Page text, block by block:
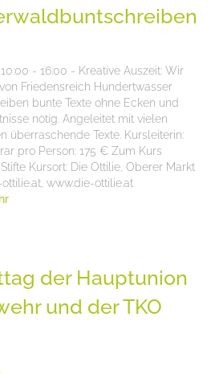
10:00 - 16:00 - Kreative Auszeit: Wir
Friedensreich Hundertwasser
bunte Texte ohne Ecken und
nötig. Angeleitet mit vielen
überraschende Texte. Kursleiterin:
pro Person: 175 € Zum Kurs
Kursort: Die Ottilie, Oberer Markt
www.die-ottilie.at
der Hauptunion
und der TKO